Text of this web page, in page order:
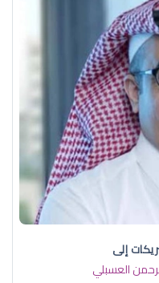
إلى
العسبلي